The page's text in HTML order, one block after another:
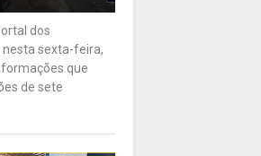
dos
nesta sexta-feira,
que
de sete